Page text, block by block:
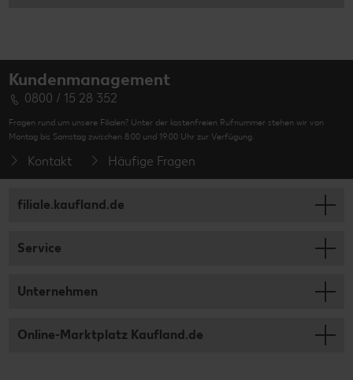
Kundenmanagement
0800 / 15 28 352
Fragen rund um unsere Filialen? Unter der kostenfreien Rufnummer stehen wir von
Montag bis Samstag zwischen 8:00 und 19:00 Uhr zur Verfügung.
Kontakt Häufige Fragen
filiale.kaufland.de
Service
Unternehmen
Online-Marktplatz Kaufland.de